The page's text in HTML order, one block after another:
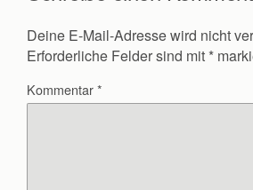
Deine E-Mail-Adresse wird nicht
Erforderliche Felder sind mit *
Kommentar*